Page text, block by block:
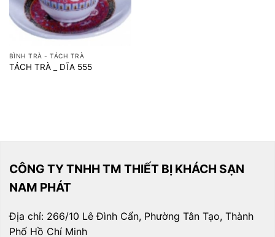
BÌNH TRÀ - TÁCH TRÀ
TÁCH TRÀ _ DĨA 555
CÔNG TY TNHH TM THIẾT BỊ KHÁCH SẠN
NAM PHÁT
Địa chỉ: 266/10 Lê Đình Cẩn, Phường Tân Tạo, Thành
Phố Hồ Chí Minh